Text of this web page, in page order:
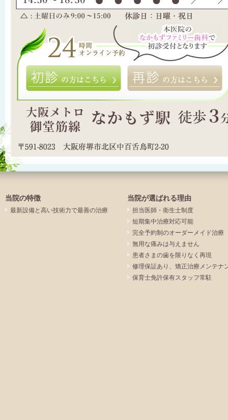
初診の方はこちら
当院の特徴
最新設備と高い技術力で最善の治療
当院が選ばれる理由
担当医師・衛生士制度
短期集中治療対応可能
完全予約制のオーダーメイド治療
無用な痛みは与えません
患者さまの歯を限りなく再現
修理保証あり、矯正治療メンテナ
保育士免許保有スタッフ常駐